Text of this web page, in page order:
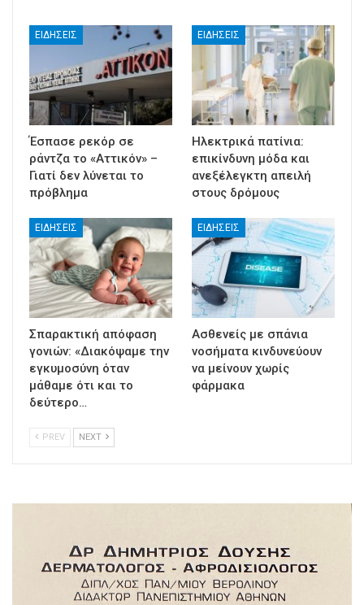
ΕΙΔΉΣΕΙΣ
Έσπασε ρεκόρ σε
ράντζα το «Αττικόν» –
Γιατί δεν λύνεται το
πρόβλημα
ΕΙΔΉΣΕΙΣ
Ηλεκτρικά πατίνια:
επικίνδυνη μόδα και
ανεξέλεγκτη απειλή
στους δρόμους
ΕΙΔΉΣΕΙΣ
Σπαρακτική απόφαση
γονιών: «Διακόψαμε την
εγκυμοσύνη όταν
μάθαμε ότι και το
δεύτερο…
ΕΙΔΉΣΕΙΣ
Ασθενείς με σπάνια
νοσήματα κινδυνεύουν
να μείνουν χωρίς
φάρμακα
PREV NEXT